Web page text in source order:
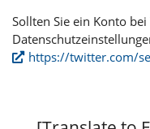
Sollten Sie ein Konto
https://twitter.com/